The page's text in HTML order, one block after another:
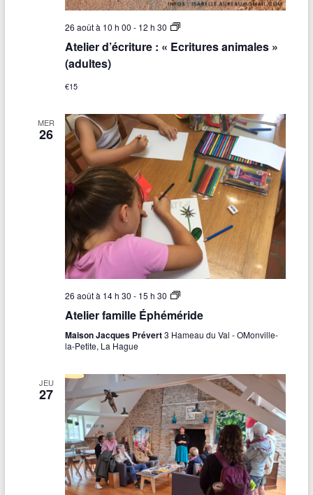
a
d
o
)
26 août à 10 h 00 - 12 h 30
A
e
’
é
i
u
r
e
:
«
E
c
r
t
r
s
i
m
a
l
e
s
»
(
a
Atelier d’écriture : « Ecritures animales »
(adultes)
€15
MER
26
26 août à 14 h 30 - 15 h 30
A
e
i
f
a
m
i
l
l
e
É
p
h
Atelier famille Éphéméride
Maison Jacques Prévert3 Hameau du Val - OMonville-
la-Petite, La Hague
JEU
27